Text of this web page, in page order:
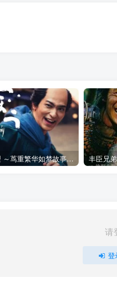
岂有此理 ～茑重繁华如梦故事～ べらぼう ～蔦重栄華乃夢噺～ (2025)
请
登